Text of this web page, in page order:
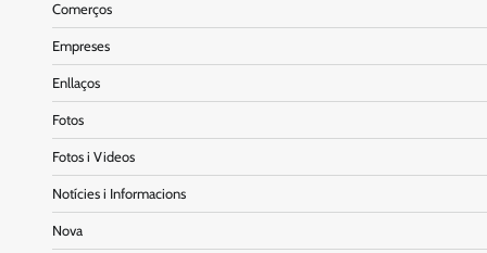
Comerços
Empreses
Enllaços
Fotos
Fotos i Videos
Notícies i Informacions
Nova